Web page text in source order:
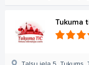
Tukuma